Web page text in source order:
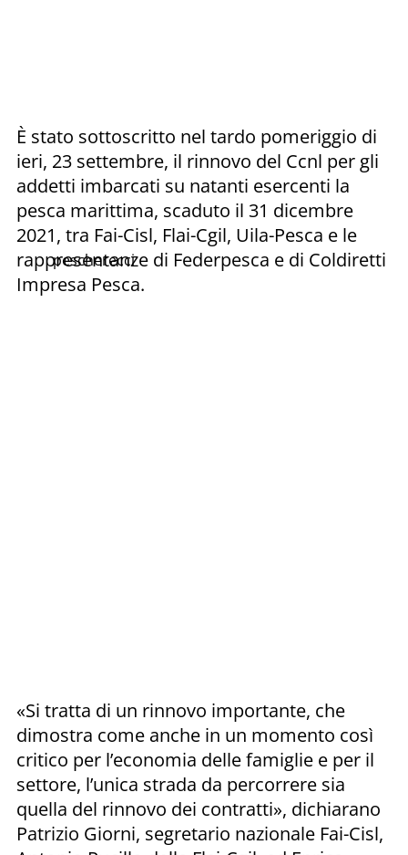
pescherecci
È stato sottoscritto nel tardo pomeriggio di
ieri, 23 settembre, il rinnovo del Ccnl per gli
addetti imbarcati su natanti esercenti la
pesca marittima, scaduto il 31 dicembre
2021, tra Fai-Cisl, Flai-Cgil, Uila-Pesca e le
rappresentanze di Federpesca e di Coldiretti
Impresa Pesca.
«Si tratta di un rinnovo importante, che
dimostra come anche in un momento così
critico per l’economia delle famiglie e per il
settore, l’unica strada da percorrere sia
quella del rinnovo dei contratti», dichiarano
Patrizio Giorni, segretario nazionale Fai-Cisl,